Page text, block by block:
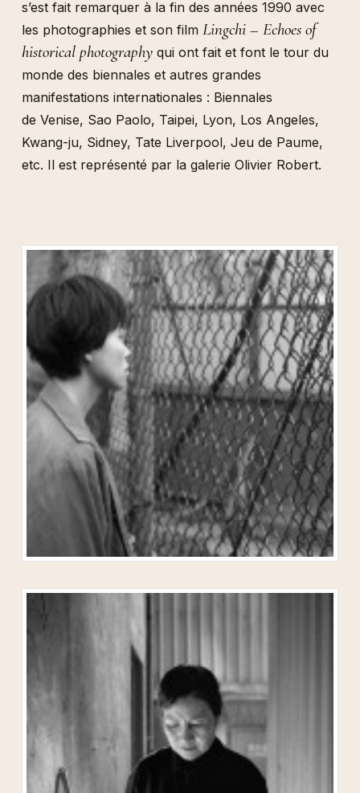
s’est fait remarquer à la fin des années 1990 avec
les photographies et son film Lingchi – Echoes of
historical photographyqui ont fait et font le tour du
monde des biennales et autres grandes
manifestations internationales : Biennales
de Venise, Sao Paolo, Taipei, Lyon, Los Angeles,
Kwang-ju, Sidney, Tate Liverpool, Jeu de Paume,
etc. Il est représenté par la galerie Olivier Robert.